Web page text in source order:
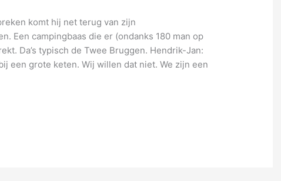
komt hij net terug van zijn
Een campingbaas die er (ondanks 180 man op
Da’s typisch de Twee Bruggen. Hendrik-Jan:
een grote keten. Wij willen dat niet. We zijn een